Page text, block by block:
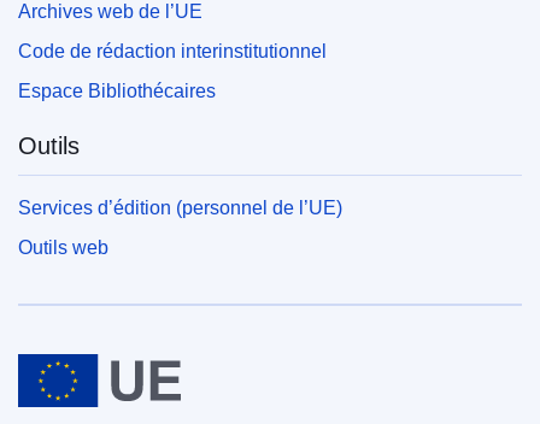
Archives web de l’UE
Code de rédaction interinstitutionnel
Espace Bibliothécaires
Outils
Services d’édition (personnel de l’UE)
Outils web
Union européenne